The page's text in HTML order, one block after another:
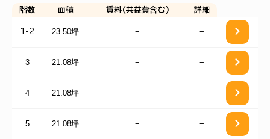
階数 面積 賃料(共益費含む) 詳細
1-2 23.50坪 − −
3 21.08坪 − −
4 21.08坪 − −
5 21.08坪 − −